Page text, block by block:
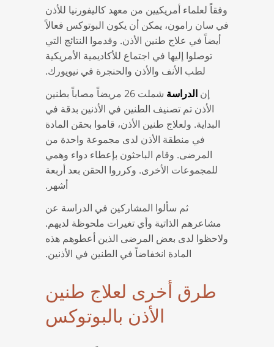
وفقاً لعلماء أمريكيين من معهد كاليفورنيا للأذن
في سان رامون، يمكن أن يكون البوتوكس فعالاً
أيضاً في علاج طنين الأذن. وقدموا النتائج التي
توصلوا إليها في اجتماع للأكاديمية الأمريكية
لطب الأنف والأذن والحنجرة في نيويورك.
إن الدراسة
شملت 26 مريضاً مصاباً بطنين
الأذن تم تصنيف الطنين في الأذنين بدقة في
البداية. ولعلاج طنين الأذن، قاموا بحقن المادة
في منطقة الأذن لدى مجموعة واحدة من
المرضى. وقام الباحثون بإعطاء دواء وهمي
للمجموعات الأخرى. وكرروا الحقن بعد أربعة
أشهر.
ثم سألوا المشاركين في الدراسة عن
مشاعرهم الذاتية وأي تغيرات ملحوظة لديهم.
ولاحظوا لدى بعض المرضى الذين أعطوهم هذه
المادة انخفاضاً في الطنين في الأذنين.
طرق أخرى لعلاج طنين
الأذن بالبوتوكس